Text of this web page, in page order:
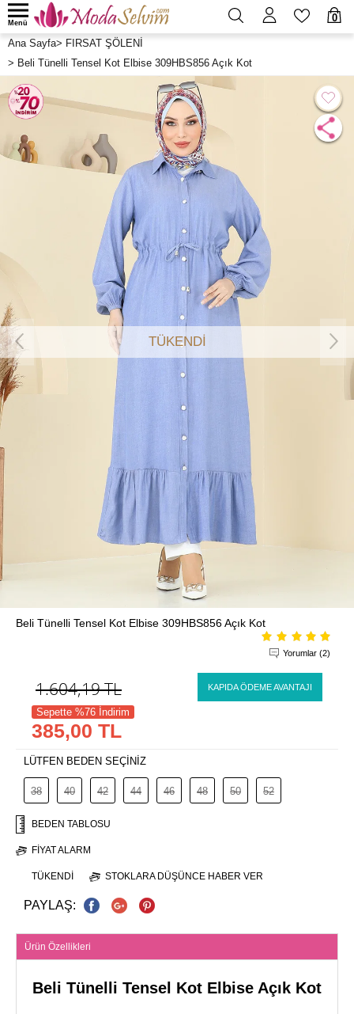
0
Menü
Ana Sayfa> FIRSAT ŞÖLENİ
> Beli Tünelli Tensel Kot Elbise 309HBS856 Açık Kot
TÜKENDİ
Beli Tünelli Tensel Kot Elbise 309HBS856 Açık Kot
Yorumlar (2)
1.604,19TL KAPIDA ÖDEME AVANTAJI
Sepette %76 İndirim
385,00 TL
LÜTFEN BEDEN SEÇİNİZ
38 40 42 44 46 48 50 52
BEDEN TABLOSU
FIYAT ALARM
TÜKENDI STOKLARA DÜŞÜNCE HABER VER
PAYLAŞ:
Ürün Özellikleri
Beli Tünelli Tensel Kot Elbise Açık Kot